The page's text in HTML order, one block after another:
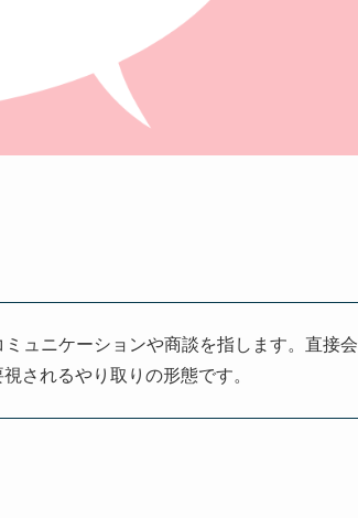
ュニケーションや商談を指します。直接会
されるやり取りの形態です。